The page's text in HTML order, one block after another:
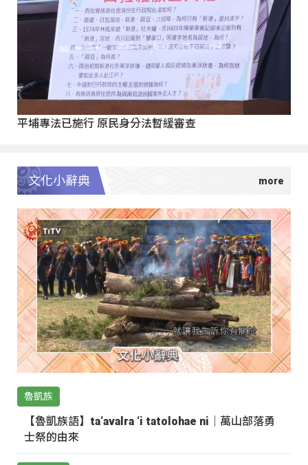
平埔專法已施行 原民身分法暫緩審查
文化小辭典
魯凱族
【魯凱族語】ta‘avalra ‘i tatolohae ni｜萬山部落勇
士祭的由來